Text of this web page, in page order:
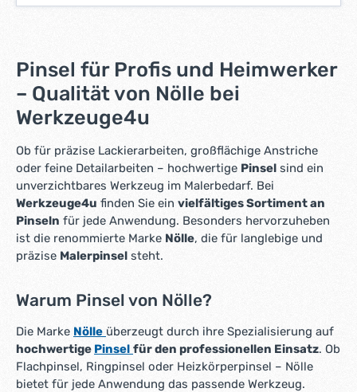
i
r
z
i
:
1
-
3
W
e
r
a
*
*
Pinsel für Profis und Heimwerker
– Qualität von Nölle bei
Werkzeuge4u
Ob für präzise Lackierarbeiten, großflächige Anstriche
oder feine Detailarbeiten – hochwertige Pinsel sind ein
unverzichtbares Werkzeug im Malerbedarf. Bei
Werkzeuge4u finden Sie ein vielfältiges Sortiment an
Pinseln für jede Anwendung. Besonders hervorzuheben
ist die renommierte Marke Nölle, die für langlebige und
präzise Malerpinsel steht.
Warum Pinsel von Nölle?
Die Marke Nölle überzeugt durch ihre Spezialisierung auf
hochwertige Pinsel für den professionellen Einsatz. Ob
Flachpinsel, Ringpinsel oder Heizkörperpinsel – Nölle
bietet für jede Anwendung das passende Werkzeug.